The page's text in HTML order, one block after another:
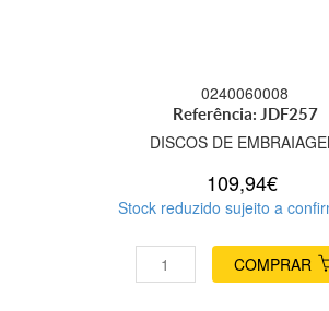
0240060008
Referência: JDF257
DISCOS DE
109,94€
Stock reduzido sujeito a
COMPRAR